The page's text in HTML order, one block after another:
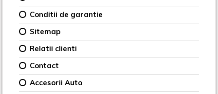
Conditii de garantie
Sitemap
Relatii clienti
Contact
Accesorii Auto